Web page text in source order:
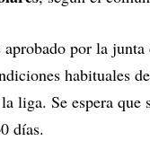
por la
habituales
liga. Se espera que
días.